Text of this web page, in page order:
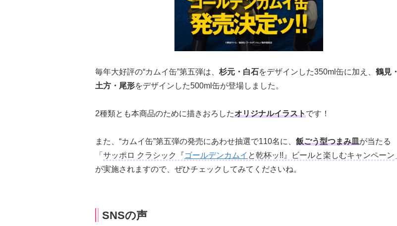
毎年大好評の“カムイ缶”第五弾は、 杉元・白石をデザインした350ml缶に加え、 鶴見・
土方・尾形をデザインした500ml缶が登場しました。
2種類とも本商品のために描きおろしたオリジナルイラストです！
また、“カムイ缶”第五弾の発売にあわせ抽選で110名に、 飯ごう型つまみ皿が当たる
「 サッポロ クラシック『ゴールデンカムイ と乾杯ッ!!』ビールと楽しむキャンペーン
が実施されますので、ぜひチェックしてみてくださいね。
SNSの声